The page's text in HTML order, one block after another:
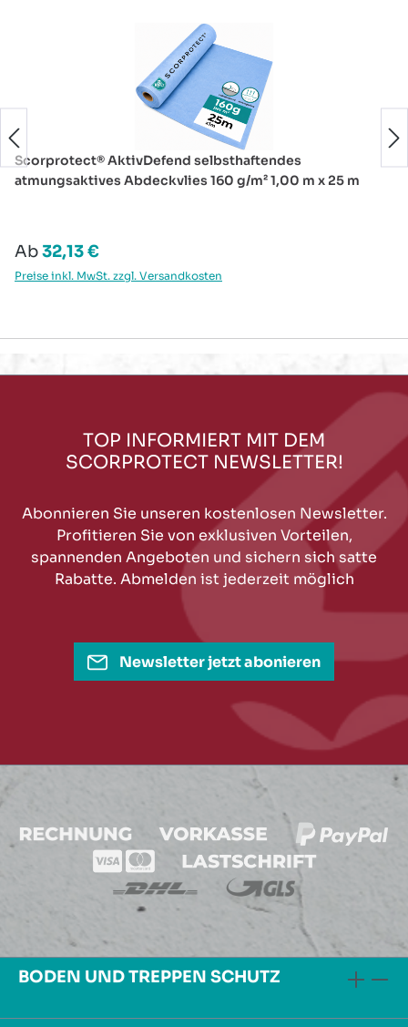
Scorprotect® AktivDefend selbsthaftendes
atmungsaktives Abdeckvlies 160 g/m² 1,00 m x 25 m
Regulärer Preis:
Ab32,13 €
Preise inkl. MwSt. zzgl. Versandkosten
TOP INFORMIERT MIT DEM
SCORPROTECT NEWSLETTER!
Abonnieren Sie unseren kostenlosen Newsletter.
Profitieren Sie von exklusiven Vorteilen,
spannenden Angeboten und sichern sich satte
Rabatte. Abmelden ist jederzeit möglich
Newsletter jetzt abonieren
BODEN UND TREPPEN SCHUTZ